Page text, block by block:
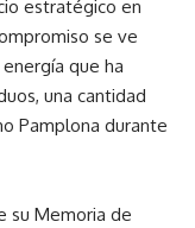
estratégico en
se ve
que ha
una cantidad
Pamplona durante
su Memoria de